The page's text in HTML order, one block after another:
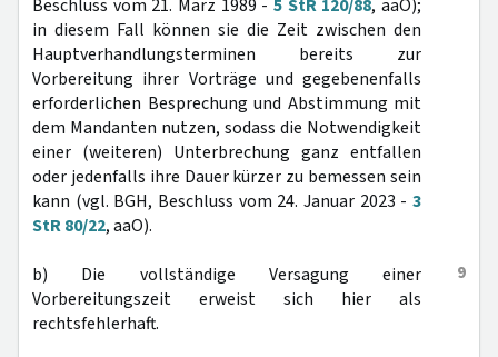
Beschluss vom 21. März 1989 - 5 StR 120/88, aaO);
in diesem Fall können sie die Zeit zwischen den
Hauptverhandlungsterminen bereits zur
Vorbereitung ihrer Vorträge und gegebenenfalls
erforderlichen Besprechung und Abstimmung mit
dem Mandanten nutzen, sodass die Notwendigkeit
einer (weiteren) Unterbrechung ganz entfallen
oder jedenfalls ihre Dauer kürzer zu bemessen sein
kann (vgl. BGH, Beschluss vom 24. Januar 2023 - 3
StR 80/22, aaO).
9
b) Die vollständige Versagung einer
Vorbereitungszeit erweist sich hier als
rechtsfehlerhaft.